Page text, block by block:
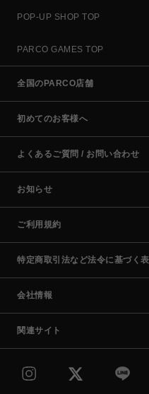
POP-UP SHOP TOP
PARCO GAMES TOP
全国のPARCO店舗
初めてのお客様へ
よくあるご質問 / お問い合わせ
お知らせ
ご利用規約
特定商取引法など法令に基づく
会社情報
関連サイト